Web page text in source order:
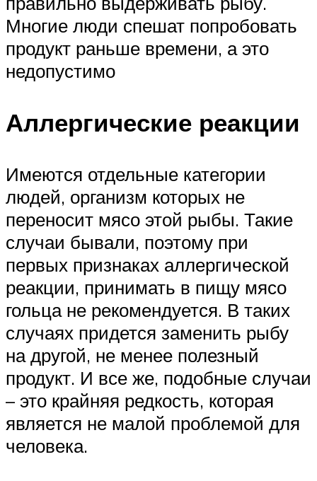
Многие люди спешат попробовать
продукт раньше времени, а это
недопустимо
Аллергические реакции
Имеются отдельные категории
людей, организм которых не
переносит мясо этой рыбы. Такие
случаи бывали, поэтому при
первых признаках аллергической
реакции, принимать в пищу мясо
гольца не рекомендуется. В таких
случаях придется заменить рыбу
на другой, не менее полезный
продукт. И все же, подобные случаи
– это крайняя редкость, которая
является не малой проблемой для
человека.